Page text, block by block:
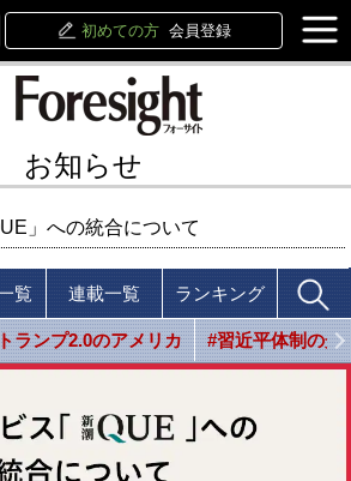
初めての方 会員登録
お知らせ
」への統合について
覧 連載一覧 ランキング
ランプ2.0のアメリカ #習近平体制の光